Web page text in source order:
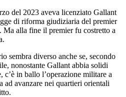
del 2023 aveva licenziato Gallant
di riforma giudiziaria del premier
Ma alla fine il premier fu costretto a
sembra diverso anche se, secondo
nonostante Gallant abbia solidi
in ballo l’operazione militare a
ad avanzare nei quartieri orientali